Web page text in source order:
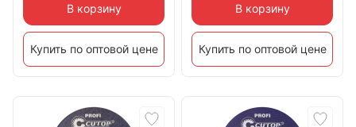
В корзину
Купить по оптовой цене
В корзину
Купить по оптовой цене